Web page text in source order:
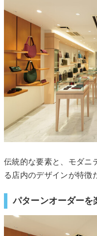
伝統的な要素と、モダニ
る店内のデザインが特徴
パターンオーダーを